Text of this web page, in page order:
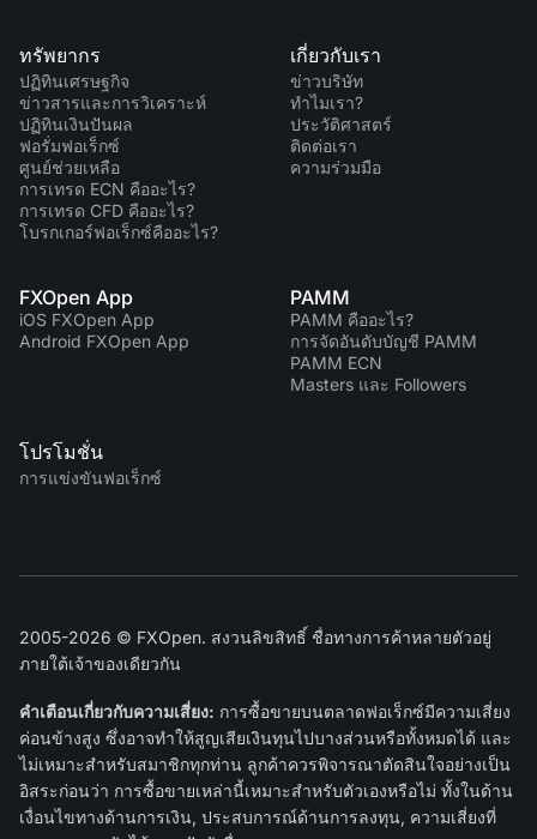
ทรัพยากร
ปฏิทินเศรษฐกิจ
ข่าวสารและการวิเคราะห์
ปฏิทินเงินปันผล
ฟอรั่มฟอเร็กซ์
ศูนย์ช่วยเหลือ
การเทรด ECN คืออะไร?
การเทรด CFD คืออะไร?
โบรกเกอร์ฟอเร็กซ์คืออะไร?
เกี่ยวกับเรา
ข่าวบริษัท
ทำไมเรา?
ประวัติศาสตร์
ติดต่อเรา
ความร่วมมือ
FXOpen App
iOS FXOpen App
Android FXOpen App
PAMM
PAMM คืออะไร?
การจัดอันดับบัญชี PAMM
PAMM ECN
Masters และ Followers
โปรโมชั่น
การแข่งขันฟอเร็กซ์
2005-2026 © FXOpen. สงวนลิขสิทธิ์ ชื่อทางการค้าหลายตัวอยู่
ภายใต้เจ้าของเดียวกัน
คำเตือนเกี่ยวกับความเสี่ยง: การซื้อขายบนตลาดฟอเร็กซ์มีความเสี่ยง
ค่อนข้างสูง ซึ่งอาจทำให้สูญเสียเงินทุนไปบางส่วนหรือทั้งหมดได้ และ
ไม่เหมาะสำหรับสมาชิกทุกท่าน ลูกค้าควรพิจารณาตัดสินใจอย่างเป็น
อิสระก่อนว่า การซื้อขายเหล่านี้เหมาะสำหรับตัวเองหรือไม่ ทั้งในด้าน
เงื่อนไขทางด้านการเงิน, ประสบการณ์ด้านการลงทุน, ความเสี่ยงที่